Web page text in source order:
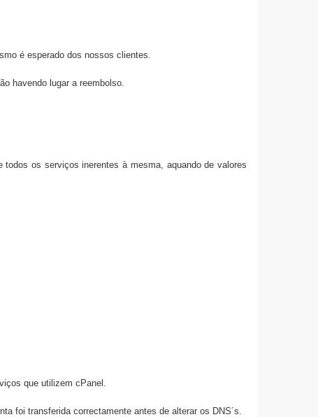
é esperado dos nossos clientes.
havendo lugar a reembolso.
os serviços inerentes à mesma, aquando de valores
que utilizem cPanel.
foi transferida correctamente antes de alterar os DNS´s.